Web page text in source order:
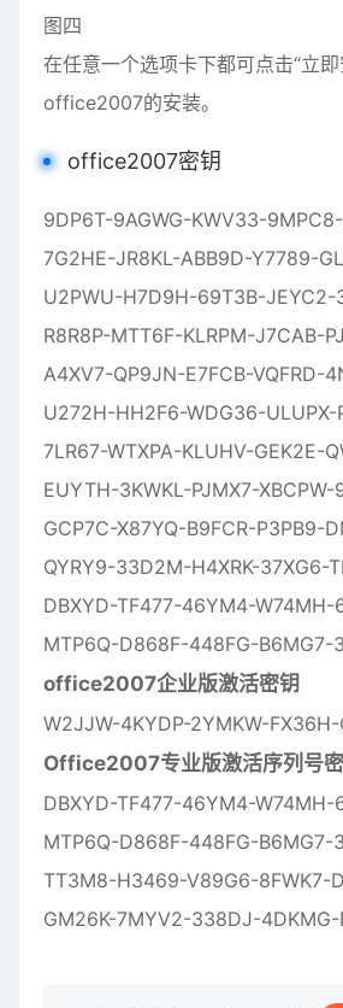
图四
在任意一个选项卡下都可点击“立
office2007的安装。
office2007密钥
9DP6T-9AGWG-KWV33-
7G2HE-JR8KL-ABB9D-Y7789-
U2PWU-H7D9H-69T3B-JEYC2-
R8R8P-MTT6F-KLRPM-J7CAB-
A4XV7-QP9JN-E7FCB-VQFRD-
U272H-HH2F6-WDG36-ULUPX-
7LR67-WTXPA-KLUHV-GEK2E-
EUYTH-3KWKL-PJMX7-XBCPW-
GCP7C-X87YQ-B9FCR-P3PB9-
QYRY9-33D2M-H4XRK-37XG6-
DBXYD-TF477-46YM4-W74MH-
MTP6Q-D868F-448FG-B6MG7-
office2007企业版激活密钥
W2JJW-4KYDP-2YMKW-FX36H-
Office2007专业版激活序列号
DBXYD-TF477-46YM4-W74MH-
MTP6Q-D868F-448FG-B6MG7-
TT3M8-H3469-V89G6-8FWK7-
GM26K-7MYV2-338DJ-4DKMG-